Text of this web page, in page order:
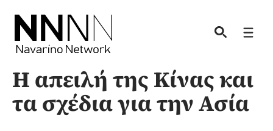
content
Η απειλή της Κίνας και
τα σχέδια για την Ασία